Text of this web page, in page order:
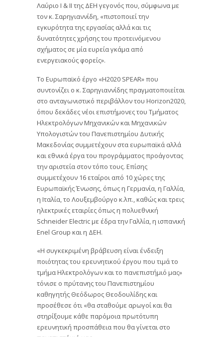
Λαύριο I & II της ΔΕΗ γεγονός που, σύμφωνα με
τον κ. Σαρηγιαννίδη, «πιστοποιεί την
εγκυρότητα της εργασίας αλλά και τις
δυνατότητες χρήσης του προτεινόμενου
σχήματος σε μία ευρεία γκάμα από
ενεργειακούς φορείς».
Το Ευρωπαϊκό έργο «H2020 SPEAR» που
συντονίζει ο κ. Σαρηγιαννίδης πραγματοποιείται
στο ανταγωνιστικό περιβάλλον του Horizon2020,
όπου δεκάδες νέοι επιστήμονες του Τμήματος
Ηλεκτρολόγων Μηχανικών και Μηχανικών
Υπολογιστών του Πανεπιστημίου Δυτικής
Μακεδονίας συμμετέχουν στα ευρωπαϊκά αλλά
και εθνικά έργα του προγράμματος προάγοντας
την αριστεία στον τόπο τους. Επίσης
συμμετέχουν 16 εταίροι από 10 χώρες της
Ευρωπαϊκής Ένωσης, όπως η Γερμανία, η Γαλλία,
η Ιταλία, το Λουξεμβούργο κ.λπ., καθώς και τρεις
ηλεκτρικές εταιρίες όπως η πολυεθνική
Schneider Electric με έδρα την Γαλλία, η ισπανική
Enel Group και η ΔΕΗ.
«Η συγκεκριμένη βράβευση είναι ένδειξη
ποιότητας του ερευνητικού έργου που τιμά το
τμήμα Ηλεκτρολόγων και το πανεπιστήμιό μας»
τόνισε ο πρύτανης του Πανεπιστημίου
καθηγητής Θεόδωρος Θεοδουλίδης και
προσέθεσε ότι «θα σταθούμε αρωγοί και θα
στηρίξουμε κάθε παρόμοια πρωτότυπη
ερευνητική προσπάθεια που θα γίνεται στο